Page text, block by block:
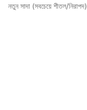
নতুন সাদা (সবচেয়ে শীতল/নিরাপদ)